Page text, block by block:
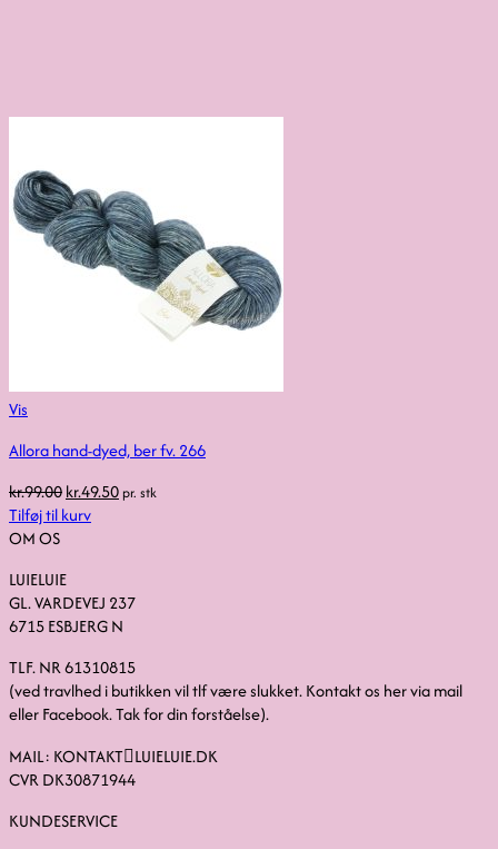
Vis
Allora hand-dyed, ber fv. 266
kr.99.00Den
oprindelige
kr.99.00.
kr.49.50Den
pr. stk
Tilføj til kurv
OM OS
LUIELUIE
GL. VARDEVEJ 237
6715 ESBJERG N
TLF. NR 61310815
(ved travlhed i butikken vil tlf være slukket. Kontakt os her via mail
eller Facebook. Tak for din forståelse).
MAIL: KONTAKTLUIELUIE.DK
CVR DK30871944
KUNDESERVICE